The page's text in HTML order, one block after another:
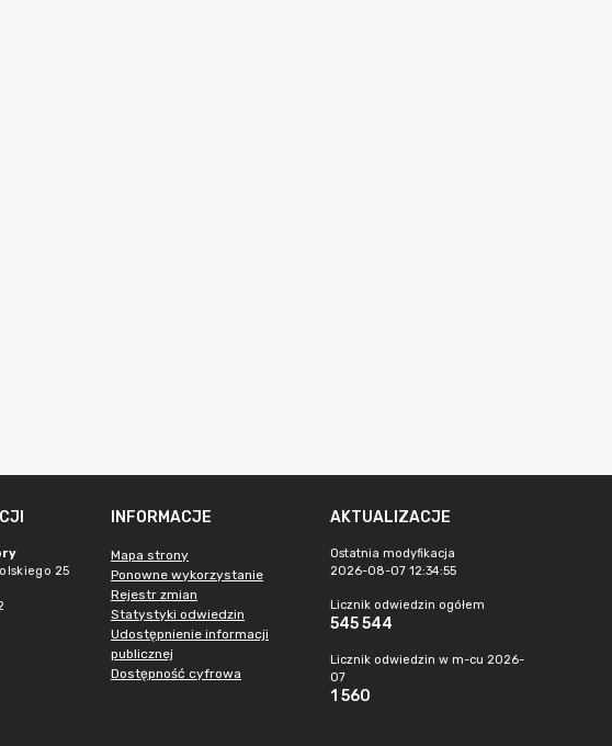
25
INFORMACJE
Mapa strony
Ponowne wykorzystanie
Rejestr zmian
Statystyki odwiedzin
Udostępnienie informacji
publicznej
Dostępność cyfrowa
AKTUALIZACJE
Ostatnia modyfikacja
2026-08-07 12:34:55
Licznik odwiedzin ogółem
545 544
Licznik odwiedzin w m-cu 2026-
07
1 560